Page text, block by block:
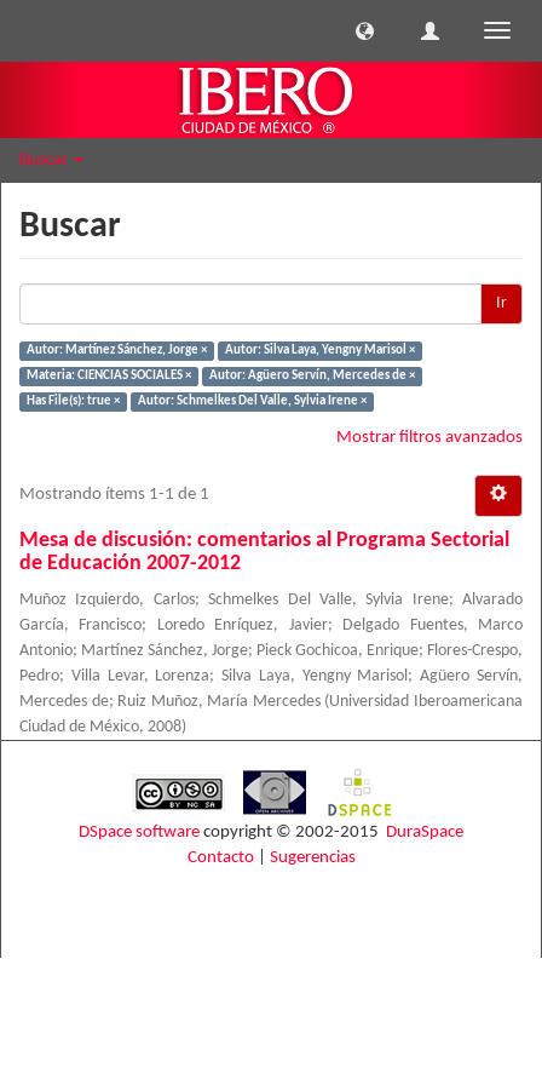
Buscar
Buscar
Ir
Autor: Martínez Sánchez, Jorge ×
Autor: Silva Laya, Yengny Marisol ×
Materia: CIENCIAS SOCIALES ×
Autor: Agüero Servín, Mercedes de ×
Has File(s): true ×
Autor: Schmelkes Del Valle, Sylvia Irene ×
Mostrar filtros avanzados
Mostrando ítems 1-1 de 1
Mesa de discusión: comentarios al Programa Sectorial
de Educación 2007-2012
Muñoz Izquierdo, Carlos;Schmelkes Del Valle, Sylvia Irene; Alvarado
García, Francisco; Loredo Enríquez, Javier;
Delgado Fuentes, Marco
Antonio; Martínez Sánchez, Jorge; Pieck Gochicoa, Enrique; Flores-Crespo,
Pedro; Villa Levar, Lorenza;Silva Laya, Yengny Marisol ;Agüero Servín,
Mercedes de; Ruiz Muñoz, María Mercedes (Universidad Iberoamericana
Ciudad de México, 2008)
DSpace software copyright © 2002-2015 DuraSpace
Contacto| Sugerencias